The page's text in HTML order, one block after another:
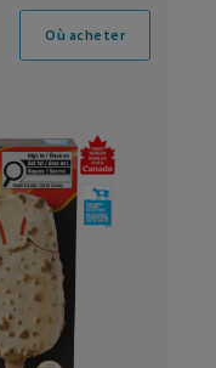
Où acheter